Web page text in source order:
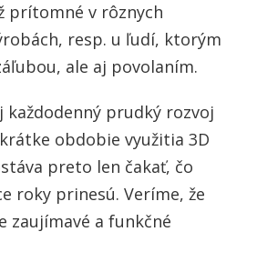
prítomné v rôznych
resp. u ľudí, ktorým
ale aj povolaním.
každodenný prudký rozvoj
obdobie využitia 3D
preto len čakať, čo
roky prinesú. Veríme, že
zaujímavé a funkčné